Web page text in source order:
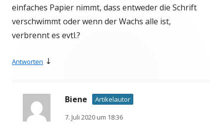
einfaches Papier nimmt, dass entweder die Schrift
verschwimmt oder wenn der Wachs alle ist,
verbrennt es evtl.?
Antworten ↓
Biene
Artikelautor
7. Juli 2020 um 18:36